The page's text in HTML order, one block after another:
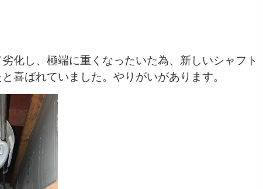
化し、極端に重くなったいた為、新しいシャフト
喜ばれていました。やりがいがあります。